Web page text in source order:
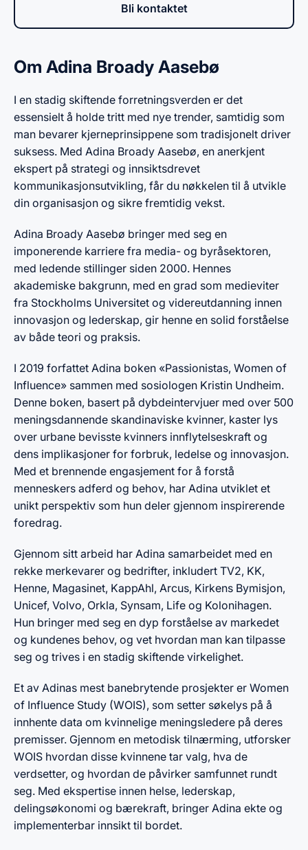
Bli kontaktet
Om Adina Broady Aasebø
I en stadig skiftende forretningsverden er det
essensielt å holde tritt med nye trender, samtidig som
man bevarer kjerneprinsippene som tradisjonelt driver
suksess. Med Adina Broady Aasebø, en anerkjent
ekspert på strategi og innsiktsdrevet
kommunikasjonsutvikling, får du nøkkelen til å utvikle
din organisasjon og sikre fremtidig vekst.
Adina Broady Aasebø bringer med seg en
imponerende karriere fra media- og byråsektoren,
med ledende stillinger siden 2000. Hennes
akademiske bakgrunn, med en grad som medieviter
fra Stockholms Universitet og videreutdanning innen
innovasjon og lederskap, gir henne en solid forståelse
av både teori og praksis.
I 2019 forfattet Adina boken «Passionistas, Women of
Influence» sammen med sosiologen Kristin Undheim.
Denne boken, basert på dybdeintervjuer med over 500
meningsdannende skandinaviske kvinner, kaster lys
over urbane bevisste kvinners innflytelseskraft og
dens implikasjoner for forbruk, ledelse og innovasjon.
Med et brennende engasjement for å forstå
menneskers adferd og behov, har Adina utviklet et
unikt perspektiv som hun deler gjennom inspirerende
foredrag.
Gjennom sitt arbeid har Adina samarbeidet med en
rekke merkevarer og bedrifter, inkludert TV2, KK,
Henne, Magasinet, KappAhl, Arcus, Kirkens Bymisjon,
Unicef, Volvo, Orkla, Synsam, Life og Kolonihagen.
Hun bringer med seg en dyp forståelse av markedet
og kundenes behov, og vet hvordan man kan tilpasse
seg og trives i en stadig skiftende virkelighet.
Et av Adinas mest banebrytende prosjekter er Women
of Influence Study (WOIS), som setter søkelys på å
innhente data om kvinnelige meningsledere på deres
premisser. Gjennom en metodisk tilnærming, utforsker
WOIS hvordan disse kvinnene tar valg, hva de
verdsetter, og hvordan de påvirker samfunnet rundt
seg. Med ekspertise innen helse, lederskap,
delingsøkonomi og bærekraft, bringer Adina ekte og
implementerbar innsikt til bordet.